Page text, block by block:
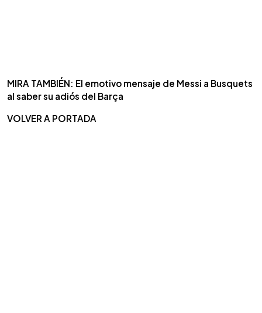
MIRA TAMBIÉN: El emotivo mensaje de Messi a Busquets
al saber su adiós del Barça
VOLVER A PORTADA